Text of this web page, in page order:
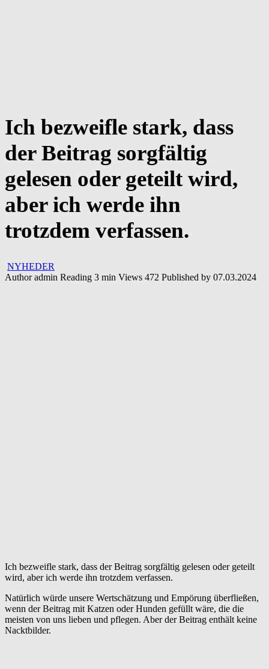
Ich bezweifle stark, dass
der Beitrag sorgfältig
gelesen oder geteilt wird,
aber ich werde ihn
trotzdem verfassen.
NYHEDER
Author admin Reading 3 min Views 472 Published by 07.03.2024
Ich bezweifle stark, dass der Beitrag sorgfältig gelesen oder geteilt
wird, aber ich werde ihn trotzdem verfassen.
Natürlich würde unsere Wertschätzung und Empörung überfließen,
wenn der Beitrag mit Katzen oder Hunden gefüllt wäre, die die
meisten von uns lieben und pflegen. Aber der Beitrag enthält keine
Nacktbilder.